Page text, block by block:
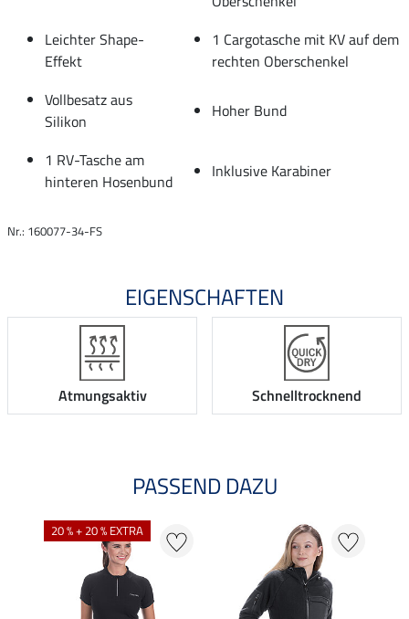
Leichter Shape-
Effekt
1 Cargotasche mit KV auf dem
rechten Oberschenkel
Vollbesatz aus
Silikon
Hoher Bund
1 RV-Tasche am
hinteren Hosenbund
Inklusive Karabiner
Nr.: 160077-34-FS
EIGENSCHAFTEN
Atmungsaktiv Schnelltrocknend
PASSEND DAZU
20 % + 20 % EXTRA